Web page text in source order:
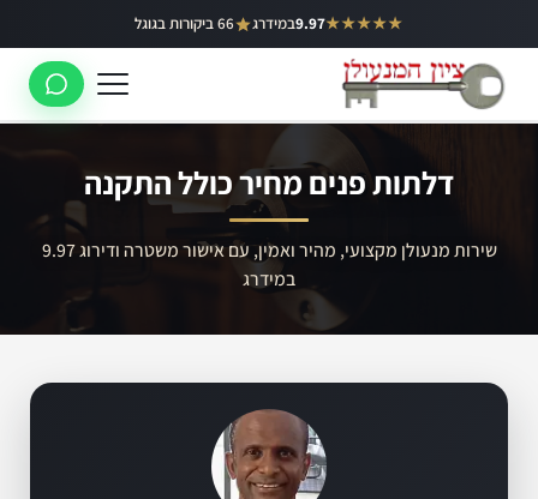
לתוכן
★★★★★
9.97במידרג 66 ביקורות בגוגל באר יעקב
ראשון לציון
לוד
רמלה
דלתות פנים מחיר כולל התקנה
שירות מנעולן מקצועי, מהיר ואמין, עם אישור משטרה ודירוג 9.97
במידרג